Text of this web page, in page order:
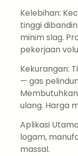
Kelebihan:
tinggi
minim slag.
pekerjaan
Kekurangan:
— gas
ulang. Harga
Aplikasi
logam,
massal.